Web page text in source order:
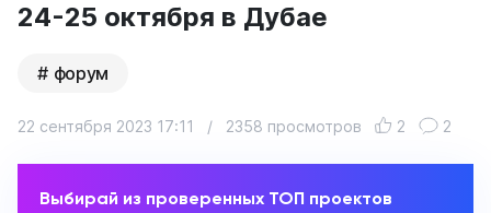
24-25 октября в Дубае
форум
22 сентября 2023 17:11 / 2358 просмотров 2 2
Выбирай из проверенных ТОП проектов